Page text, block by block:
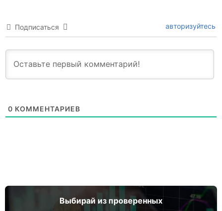
Подписаться авторизуйтесь
0 КОММЕНТАРИЕВ
Выбирай из проверенных